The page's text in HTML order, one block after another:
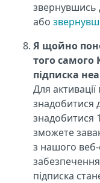
звернувшись
або
Я щойно
того самого
підписка
Для
знадобитися
знадобитися
зможете
з нашого
підписка